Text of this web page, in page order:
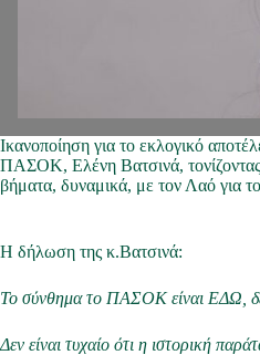
Ικανοποίηση για το εκλογικό
ΠΑΣΟΚ, Ελένη Βατσινά, τονίζοντας
βήματα, δυναμικά, με τον Λαό για
Η δήλωση της κ.Βατσινά:
Το σύνθημα το ΠΑΣΟΚ είναι ΕΔΩ,
Δεν είναι τυχαίο ότι η ιστορική